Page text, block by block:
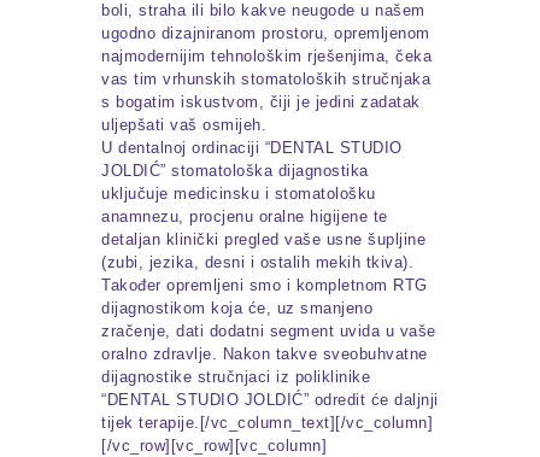
boli, straha ili bilo kakve neugode u našem
ugodno dizajniranom prostoru, opremljenom
najmodernijim tehnološkim rješenjima, čeka
vas tim vrhunskih stomatoloških stručnjaka
s bogatim iskustvom, čiji je jedini zadatak
uljepšati vaš osmijeh.
U dentalnoj ordinaciji “DENTAL STUDIO
JOLDIĆ” stomatološka dijagnostika
uključuje medicinsku i stomatološku
anamnezu, procjenu oralne higijene te
detaljan klinički pregled vaše usne šupljine
(zubi, jezika, desni i ostalih mekih tkiva).
Također opremljeni smo i kompletnom RTG
dijagnostikom koja će, uz smanjeno
zračenje, dati dodatni segment uvida u vaše
oralno zdravlje. Nakon takve sveobuhvatne
dijagnostike stručnjaci iz poliklinike
“DENTAL STUDIO JOLDIĆ” odredit će daljnji
tijek terapije.[/vc_column_text][/vc_column]
[/vc_row][vc_row][vc_column]